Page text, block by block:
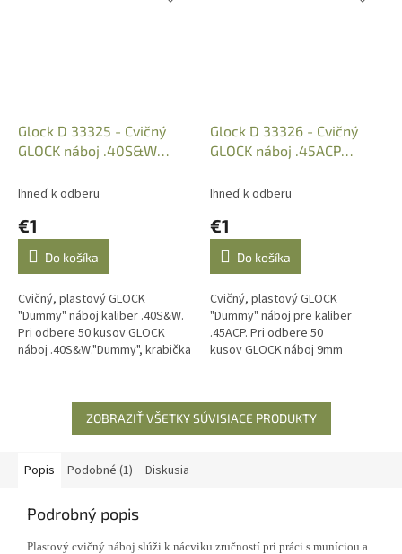
Glock D 33325 - Cvičný
GLOCK náboj .40S&W
Ihneď k odberu
€1
Do košíka
Cvičný, plastový GLOCK
"Dummy" náboj kaliber .40S&W.
Pri odbere 50 kusov GLOCK
náboj .40S&W."Dummy", krabička
Glock D 33326 - Cvičný
GLOCK náboj .45ACP
Ihneď k odberu
€1
Do košíka
Cvičný, plastový GLOCK
"Dummy" náboj pre kaliber
.45ACP. Pri odbere 50
kusov GLOCK náboj 9mm
ZOBRAZIŤ VŠETKY SÚVISIACE PRODUKTY
Popis Podobné (1) Diskusia
Podrobný popis
Plastový cvičný náboj slúži k nácviku zručností pri práci s muníciou a